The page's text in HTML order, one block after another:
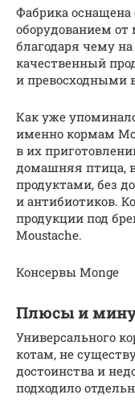
Фабрика
оборудованием
благодаря чему
качественный
и превосходными
Как уже
именно кормам
в их
домашняя птица,
продуктами, без
и антибиотиков.
продукции под
Moustache.
Консервы Monge
Плюсы и
Универсального
котам, не
достоинства и
подходило